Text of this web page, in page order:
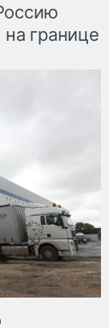
границе